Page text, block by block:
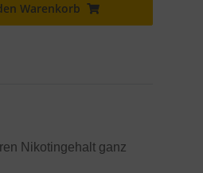
Warenkorb
Nikotingehalt ganz